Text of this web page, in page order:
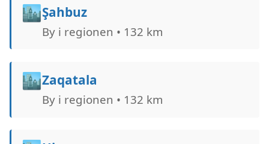
🏙️Şahbuz
By i regionen • 132 km
🏙️Zaqatala
By i regionen • 132 km